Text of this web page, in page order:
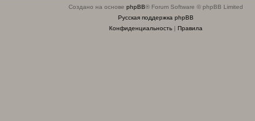
Создано на основе phpBB® Forum Software © phpBB Limited
Русская поддержка phpBB
Конфиденциальность| Правила